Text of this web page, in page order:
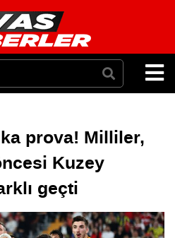
prova! Milliler,
Kuzey
geçti